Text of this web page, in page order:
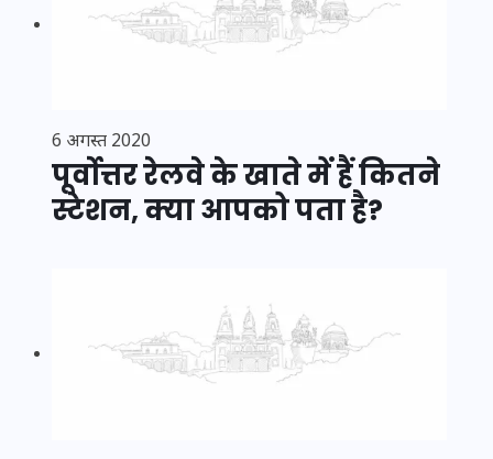
6 अगस्त 2020
पूर्वोत्तर रेलवे के खाते में हैं कितने
स्टेशन, क्या आपको पता है?